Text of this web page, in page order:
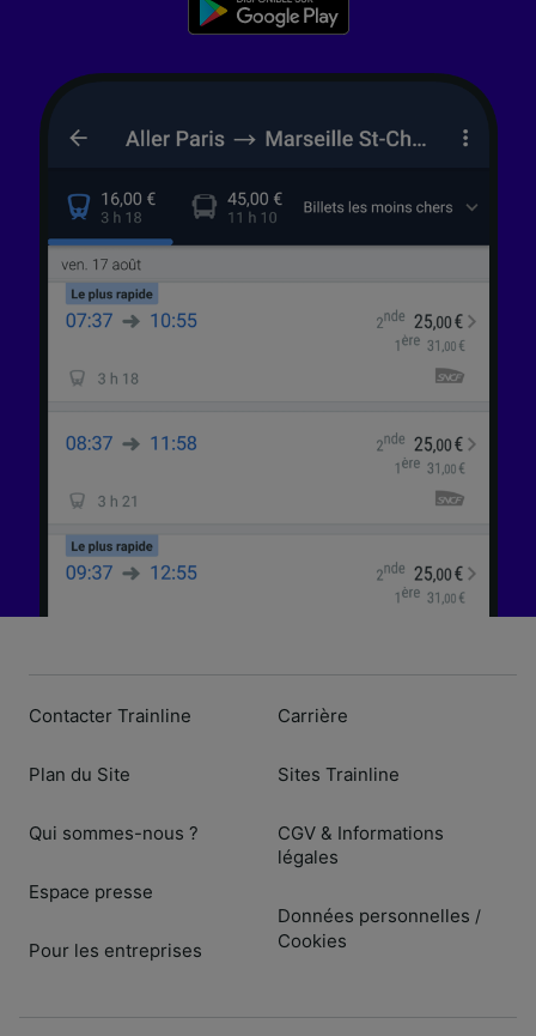
Contacter Trainline
Plan du Site
Qui sommes-nous ?
Espace presse
Pour les entreprises
Carrière
Sites Trainline
CGV & Informations
légales
Données personnelles /
Cookies